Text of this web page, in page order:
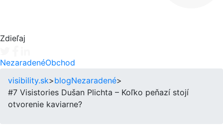
Zdieľaj
NezaradenéObchod
visibility.sk>blogNezaradené>
#7 Visistories Dušan Plichta – Koľko peňazí stojí
otvorenie kaviarne?